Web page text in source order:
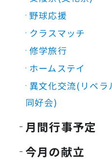
野球応援
クラスマッチ
修学旅行
ホームステイ
異文化交流(リベラ
同好会)
月間行事予定
今月の献立